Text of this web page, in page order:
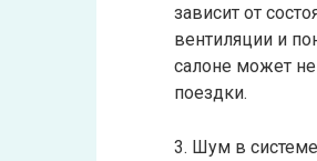
зависит от
вентиляции и
салоне может
поездки.
3. Шум в